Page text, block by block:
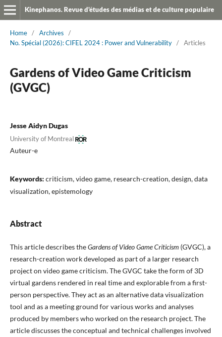
Kinephanos. Revue d'études des médias et de culture populaire
Home / Archives
/
No. Spécial (2026): CIFEL 2024 : Power and Vulnerability / Articles
Gardens of Video Game Criticism
(GVGC)
Jesse Aidyn Dugas
University of Montreal
Auteur-e
Keywords: criticism, video game, research-creation, design, data
visualization, epistemology
Abstract
This article describes theGardens of Video Game Criticism(GVGC), a
research-creation work developed as part of a larger research
project on video game criticism. The GVGC take the form of 3D
virtual gardens rendered in real time and explorable from a first-
person perspective. They act as an alternative data visualization
tool and as a meeting ground for various works and analyses
produced by members who worked on the research project. The
article discusses the conceptual and technical challenges involved